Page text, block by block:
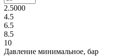
2.5000
4.5
6.5
8.5
10
Давление минимальное, бар